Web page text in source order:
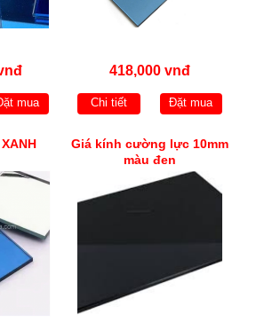
mua
418,000 vnđ
Chi tiết Đặt mua
Giá kính cường lực 10mm
màu đen